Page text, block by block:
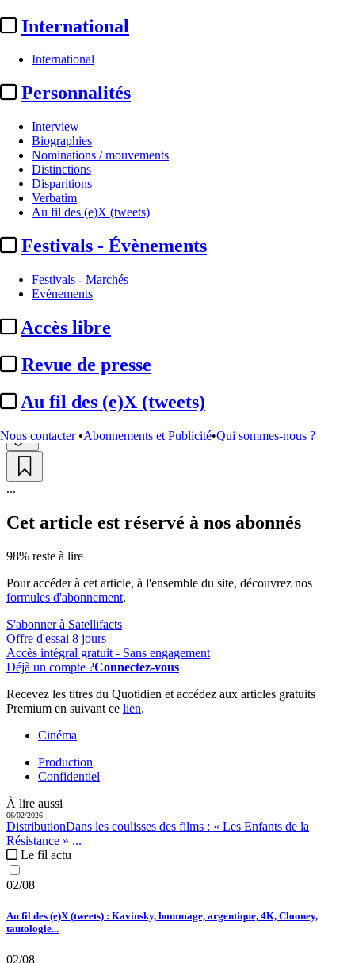
International
International
Personnalités
Interview
Biographies
Nominations / mouvements
Distinctions
Disparitions
Verbatim
Au fil des (e)X (tweets)
Festivals - Évènements
Festivals - Marchés
Evénements
Accès libre
Revue de presse
Au fil des (e)X (tweets)
Nous contacter •Abonnements et Publicité•Qui sommes-nous ?
EXCLU - Axel Films :
tournage le 2 ...
ParAlain Grasset
Actualité n° 348349
...
Cet article est réservé à nos abonnés
98% reste à lire
Pour accéder à cet article, à l'ensemble du site, découvrez nos
formules d'abonnement.
S'abonner à Satellifacts
Offre d'essai 8 jours
Accès intégral gratuit - Sans engagement
Déjà un compte ?Connectez-vous
Recevez les titres du Quotidien et accédez aux articles gratuits
Premium en suivant ce lien.
Cinéma
Production
Confidentiel
À lire aussi
06/02/2026
DistributionDans les coulisses des films : « Les Enfants de la
Résistance » ...
Le fil actu
02/08
Au fil des (e)X (tweets) : Kavinsky, hommage, argentique, 4K, Clooney,
tautologie...
02/08